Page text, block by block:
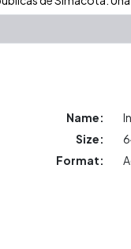
Name:
Size:
Format: